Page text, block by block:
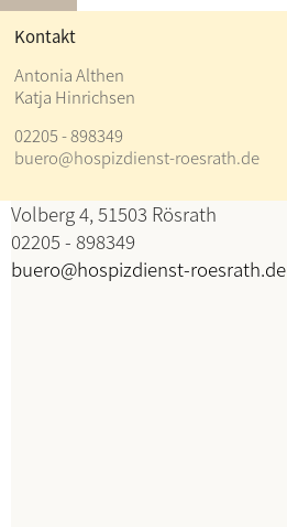
Kontakt
Antonia Althen
Katja Hinrichsen
02205 - 898349
buero@hospizdienst-roesrath.de
Antonia Althen
Katja Hinrichsen
Volberg 4, 51503 Rösrath
02205 - 898349
buero@hospizdienst-roesrath.de
≡